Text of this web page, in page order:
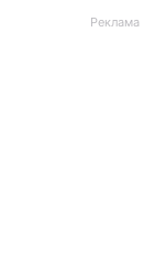
Реклама